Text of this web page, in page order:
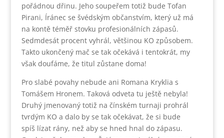
pořádnou dřinu. Jeho soupeřem totiž bude Tofan
Pirani, Íránec se švédským občanstvím, který už má
na kontě téměř stovku profesionálních zápasů.
Sedmdesát procent vyhrál, většinou KO způsobem.
Takto ukončený mač se tak očekává i tentokrát, my
však doufáme, že titul zůstane doma!
Pro slabé povahy nebude ani Romana Kryklia s
Tomášem Hronem. Taková odveta tu ještě nebyla!
Druhý jmenovaný totiž na čínském turnaji prohrál
tvrdým KO a dalo by se tak očekávat, že si bude
spíš lízat rány, než aby se hned hnal do zápasu.